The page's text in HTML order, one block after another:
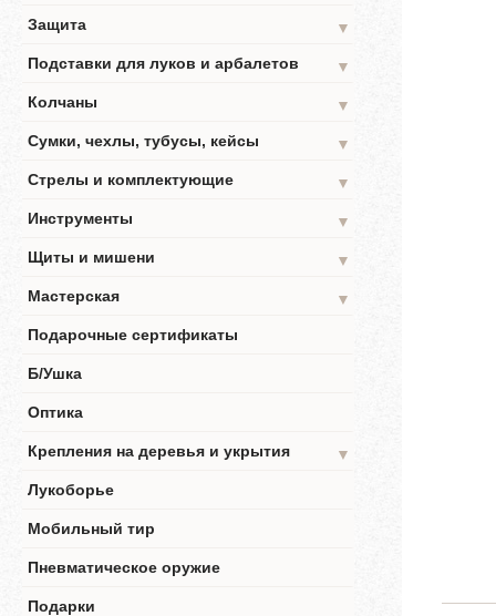
Защита
▼
Подставки для луков и арбалетов
▼
Колчаны
▼
Сумки, чехлы, тубусы, кейсы
▼
Стрелы и комплектующие
▼
Инструменты
▼
Щиты и мишени
▼
Мастерская
▼
Подарочные сертификаты
Б/Ушка
Оптика
Крепления на деревья и укрытия
▼
Лукоборье
Мобильный тир
Пневматическое оружие
Подарки